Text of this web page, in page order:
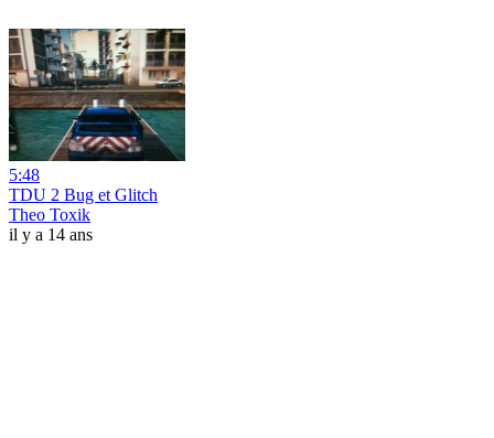
5:48
TDU 2 Bug et Glitch
Theo Toxik
il y a 14 ans